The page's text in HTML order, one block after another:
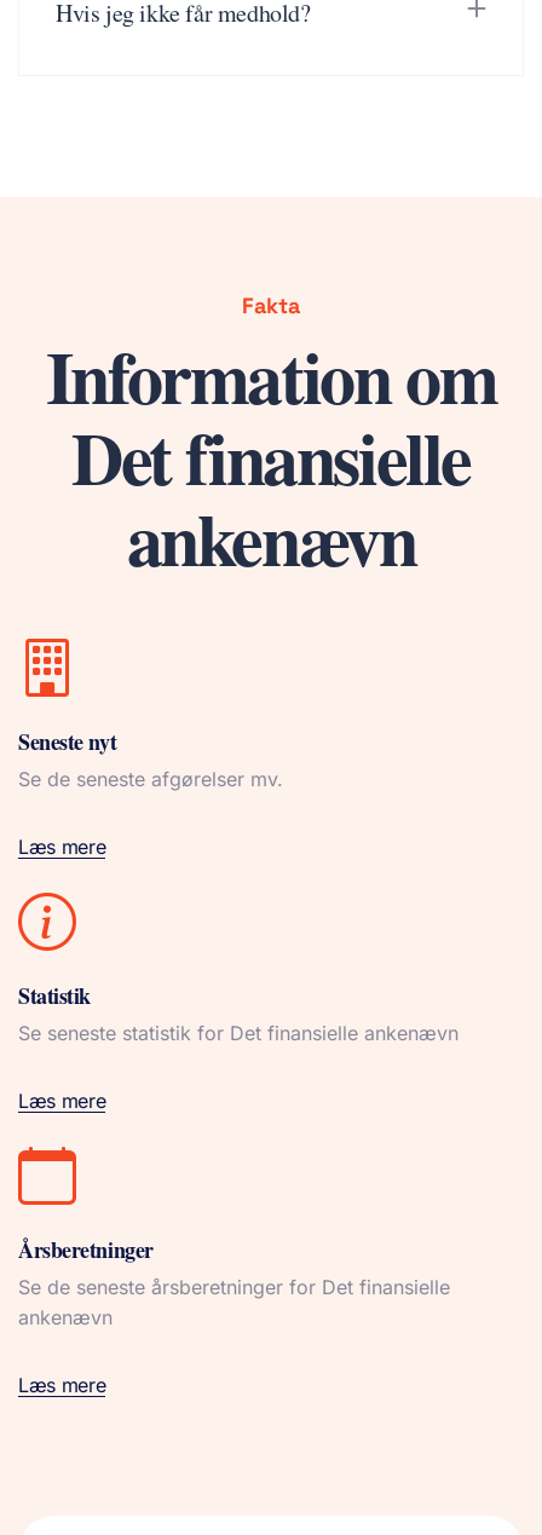
Hvis jeg ikke får medhold?
Fakta
Information om
Det finansielle
ankenævn
Seneste nyt
Se de seneste afgørelser mv.
Læs mere
Statistik
Se seneste statistik for Det finansielle ankenævn
Læs mere
Årsberetninger
Se de seneste årsberetninger for Det finansielle
ankenævn
Læs mere